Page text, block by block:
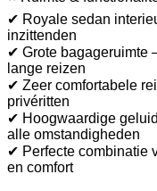
✔ Royale sedan
inzittenden
✔ Grote bagageruimte
lange reizen
✔ Zeer comfortabele
privéritten
✔ Hoogwaardige
alle omstandigheden
✔ Perfecte combinatie
en comfort